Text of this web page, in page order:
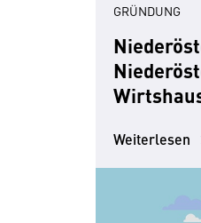
GRÜNDUNG
Weiterlesen